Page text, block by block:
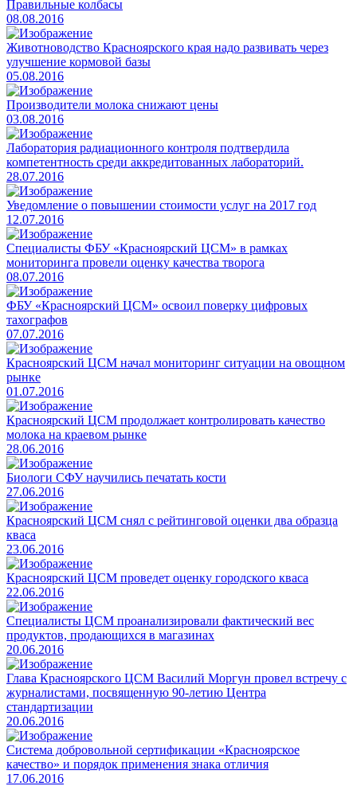
Правильные колбасы
08.08.2016
​Животноводство Красноярского края надо развивать через
улучшение кормовой базы
05.08.2016
​Производители молока снижают цены
03.08.2016
Лаборатория радиационного контроля подтвердила
компетентность среди аккредитованных лабораторий.
28.07.2016
​Уведомление о повышении стоимости услуг на 2017 год
12.07.2016
​Специалисты ФБУ «Красноярский ЦСМ» в рамках
мониторинга провели оценку качества творога
08.07.2016
ФБУ «Красноярский ЦСМ» освоил поверку цифровых
тахографов
07.07.2016
Красноярский ЦСМ начал мониторинг ситуации на овощном
рынке
01.07.2016
​Красноярский ЦСМ продолжает контролировать качество
молока на краевом рынке
28.06.2016
Биологи СФУ научились печатать кости
27.06.2016
Красноярский ЦСМ снял с рейтинговой оценки два образца
кваса
23.06.2016
​Красноярский ЦСМ проведет оценку городского кваса
22.06.2016
​Специалисты ЦСМ проанализировали фактический вес
продуктов, продающихся в магазинах
20.06.2016
​Глава Красноярского ЦСМ Василий Моргун провел встречу с
журналистами, посвященную 90-летию Центра
стандартизации
20.06.2016
Система добровольной сертификации «Красноярское
качество» и порядок применения знака отличия
17.06.2016